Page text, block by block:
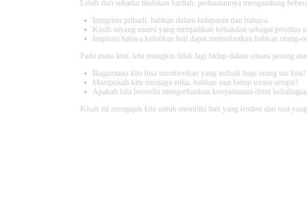
Lebih dari sekadar tindakan harfiah, perbuatannya mengandung
Integritas pribadi, bahkan dalam kelaparan dan bahaya.
Kasih sayang murni yang menjadikan kebaktian sebagai prioritas
Inspirasi bahwa kebaikan hati dapat melembutkan bahkan orang-
Pada masa kini, kita mungkin tidak lagi hidup dalam situasi perang
Bagaimana kita bisa memberikan yang terbaik bagi orang tua kita?
Mampukah kita menjaga etika, bahkan saat hidup terasa sempit?
Apakah kita bersedia mengorbankan kenyamanan demi
Kisah ini mengajak kita untuk memiliki hati yang lembut dan niat